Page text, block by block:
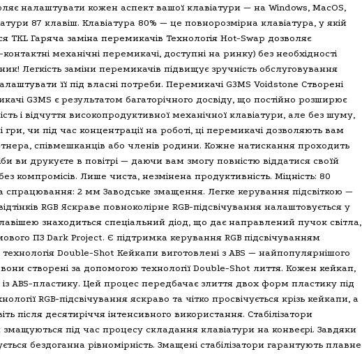
налаштувати кожен аспект вашої клавіатури — на Windows, MacOS,
87 клавіш. Клавіатура 80% — це повнорозмірна клавіатура, у якій
TKL Гаряча заміна перемикачів Технологія Hot-Swap дозволяє
механічні перемикачі, доступні на ринку) без необхідності
Легкість заміни перемикачів підвищує зручність обслуговування
її під власні потреби. Перемикачі G3MS Voidstone Створені
G3MS є результатом багаторічного досвіду, що постійно розширює
і відчуття високопродуктивної механічної клавіатури, але без шуму,
чи під час концентрації на роботі, ці перемикачі дозволяють вам
співмешканців або членів родини. Кожне натискання проходить
ви друкуєте в повітрі — даючи вам змогу повністю віддатися своїй
компромісів. Лише чиста, незмінена продуктивність. Міцність: 80
спрацювання: 2 мм Заводське змащення. Легке керування підсвіткою —
RGB Яскраве повноколірне RGB-підсвічування налаштовується у
знаходиться спеціальний діод, що дає направлений пучок світла,
ПЗ Dark Project. Є підтримка керування RGB підсвічуванням
Double-Shot Кейкапи виготовлені з ABS — найпопулярнішого
створені за допомогою технології Double-Shot лиття. Кожен кейкап,
ABS-пластику. Цей процес передбачає злиття двох форм пластику під
RGB-підсвічування яскраво та чітко просвічується крізь кейкапи, а
після десятиріччя інтенсивного використання. Стабілізатори
змащуються під час процесу складання клавіатури на конвеєрі. Завдяки
бездоганна рівномірність. Змащені стабілізатори гарантують плавне